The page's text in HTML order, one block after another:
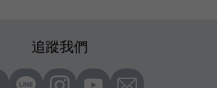
追蹤我們